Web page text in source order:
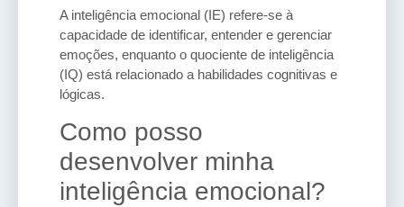
A inteligência emocional (IE) refere-se à
capacidade de identificar, entender e gerenciar
emoções, enquanto o quociente de inteligência
(IQ) está relacionado a habilidades cognitivas e
lógicas.
Como posso
desenvolver minha
inteligência emocional?